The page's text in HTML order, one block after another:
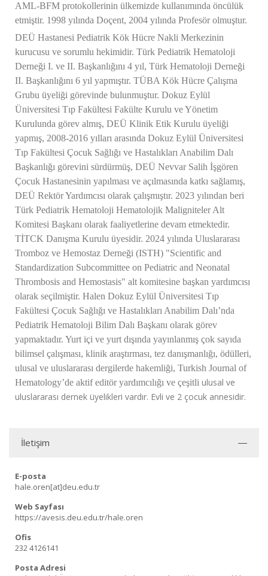
AML-BFM protokollerinin ülkemizde kullanımında öncülük
etmiştir. 1998 yılında Doçent, 2004 yılında Profesör olmuştur.
DEÜ Hastanesi Pediatrik Kök Hücre Nakli Merkezinin
kurucusu ve sorumlu hekimidir. Türk Pediatrik Hematoloji
Derneği I. ve II. Başkanlığını 4 yıl, Türk Hematoloji Derneği
II. Başkanlığını 6 yıl yapmıştır. TÜBA Kök Hücre Çalışma
Grubu üyeliği görevinde bulunmuştur. Dokuz Eylül
Üniversitesi Tıp Fakültesi Fakülte Kurulu ve Yönetim
Kurulunda görev almış, DEÜ Klinik Etik Kurulu üyeliği
yapmış, 2008-2016 yılları arasında Dokuz Eylül Üniversitesi
Tıp Fakültesi Çocuk Sağlığı ve Hastalıkları Anabilim Dalı
Başkanlığı görevini sürdürmüş, DEÜ Nevvar Salih İşgören
Çocuk Hastanesinin yapılması ve açılmasında katkı sağlamış,
DEÜ Rektör Yardımcısı olarak çalışmıştır. 2023 yılından beri
Türk Pediatrik Hematoloji Hematolojik Maligniteler Alt
Komitesi Başkanı olarak faaliyetlerine devam etmektedir.
TİTCK Danışma Kurulu üyesidir. 2024 yılında Uluslararası
Tromboz ve Hemostaz Derneği (ISTH) "Scientific and
Standardization Subcommittee on Pediatric and Neonatal
Thrombosis and Hemostasis" alt komitesine başkan yardımcısı
olarak seçilmiştir. Halen Dokuz Eylül Üniversitesi Tıp
Fakültesi Çocuk Sağlığı ve Hastalıkları Anabilim Dalı’nda
Pediatrik Hematoloji Bilim Dalı Başkanı olarak görev
yapmaktadır. Yurt içi ve yurt dışında yayınlanmış çok sayıda
bilimsel çalışması, klinik araştırması, tez danışmanlığı, ödülleri,
ulusal ve uluslararası dergilerde hakemliği, Turkish Journal of
Hematology’de aktif editör yardımcılığı ve çeşitli ulusal ve
uluslararası dernek üyelikleri vardır. Evli ve 2 çocuk annesidir.
İletişim
E-posta
hale.oren[at]deu.edu.tr
Web Sayfası
https://avesis.deu.edu.tr/hale.oren
Ofis
232 4126141
Posta Adresi